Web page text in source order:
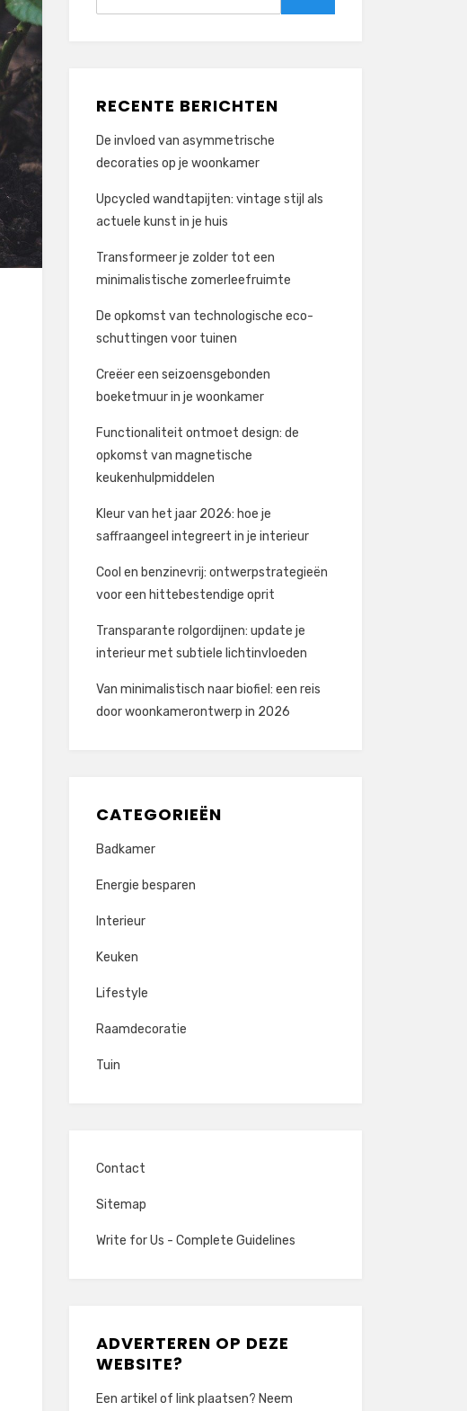
RECENTE BERICHTEN
De invloed van asymmetrische
decoraties op je woonkamer
Upcycled wandtapijten: vintage stijl als
actuele kunst in je huis
Transformeer je zolder tot een
minimalistische zomerleefruimte
De opkomst van technologische eco-
schuttingen voor tuinen
Creëer een seizoensgebonden
boeketmuur in je woonkamer
Functionaliteit ontmoet design: de
opkomst van magnetische
keukenhulpmiddelen
Kleur van het jaar 2026: hoe je
saffraangeel integreert in je interieur
Cool en benzinevrij: ontwerpstrategieën
voor een hittebestendige oprit
Transparante rolgordijnen: update je
interieur met subtiele lichtinvloeden
Van minimalistisch naar biofiel: een reis
door woonkamerontwerp in 2026
CATEGORIEËN
Badkamer
Energie besparen
Interieur
Keuken
Lifestyle
Raamdecoratie
Tuin
Contact
Sitemap
Write for Us - Complete Guidelines
ADVERTEREN OP DEZE
WEBSITE?
Een artikel of link plaatsen? Neem